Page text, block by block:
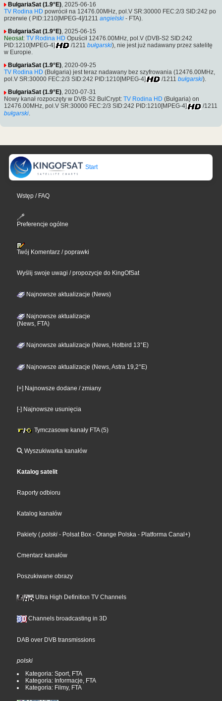
BulgariaSat (1.9°E) , 2025-06-16
TV Rodina HD powrócił na 12476.00MHz, pol.V SR:30000 FEC:2/3 SID:242 po
przerwie ( PID:1210[MPEG-4]/1211 angielski - FTA).
BulgariaSat (1.9°E) , 2025-06-15
Neosat: TV Rodina HD Opuścił 12476.00MHz, pol.V (DVB-S2 SID:242
PID:1210[MPEG-4]
/1211 bułgarski), nie jest już nadawany przez satelitę
w Europie.
BulgariaSat (1.9°E), 2020-09-25
TV Rodina HD (Bułgaria) jest teraz nadawany bez szyfrowania (12476.00MHz,
pol.V SR:30000 FEC:2/3 SID:242 PID:1210[MPEG-4]
/1211 bułgarski).
BulgariaSat (1.9°E), 2020-07-31
Nowy kanał rozpoczęty w DVB-S2 BulCrypt: TV Rodina HD (Bułgaria) on
12476.00MHz, pol.V SR:30000 FEC:2/3 SID:242 PID:1210[MPEG-4]
/1211
bułgarski
Start
Wstęp / FAQ
Preferencje ogólne
Twój Komentarz / poprawki
Wyślij swoje uwagi / propozycje do KingOfSat
Najnowsze aktualizacje (News)
Najnowsze aktualizacje
(News, FTA)
Najnowsze aktualizacje (News, Hotbird 13°E)
Najnowsze aktualizacje (News, Astra 19,2°E)
[+] Najnowsze dodane / zmiany
[-] Najnowsze usunięcia
Tymczasowe kanały FTA (5)
Wyszukiwarka kanałów
Katalog satelit
Raporty odbioru
Katalog kanałów
Pakiety ( polski - Polsat Box - Orange Polska - Platforma Canal+)
Cmentarz kanałów
Poszukiwane obrazy
Ultra High Definition TV Channels
Channels broadcasting in 3D
DAB over DVB transmissions
polski
Kategoria: Sport, FTA
Kategoria: Informacje, FTA
Kategoria: Filmy, FTA